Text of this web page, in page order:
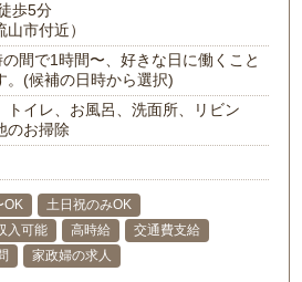
歩5分
山市付近）
間で1時間〜、好きな日に働くこと
。(候補の日時から選択)
トイレ、お風呂、洗面所、リビン
のお掃除
OK
土日祝のみOK
入可能 高時給
交通費支給
家政婦の求人